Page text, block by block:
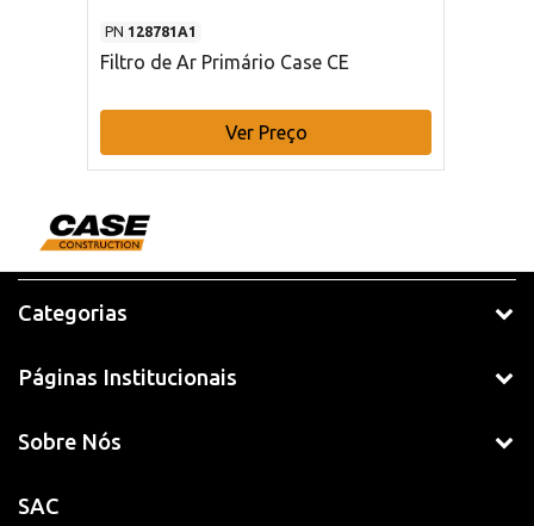
PN 128781A1
Filtro de Ar Primário Case CE
Ver Preço
Categorias
Páginas Institucionais
Sobre Nós
SAC